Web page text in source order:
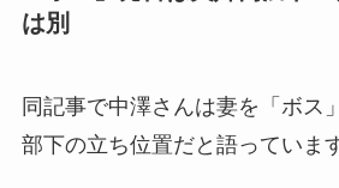
は別
同記事で中澤さんは妻を「ボス
部下の立ち位置だと語っています